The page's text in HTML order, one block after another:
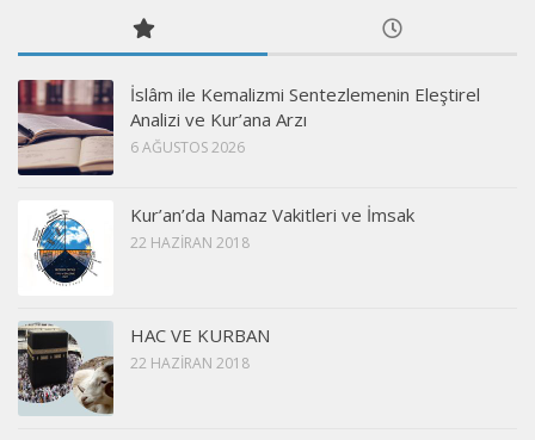
İslâm ile Kemalizmi Sentezlemenin Eleştirel
Analizi ve Kur’ana Arzı
6 AĞUSTOS 2026
Kur’an’da Namaz Vakitleri ve İmsak
22 HAZIRAN 2018
HAC VE KURBAN
22 HAZIRAN 2018